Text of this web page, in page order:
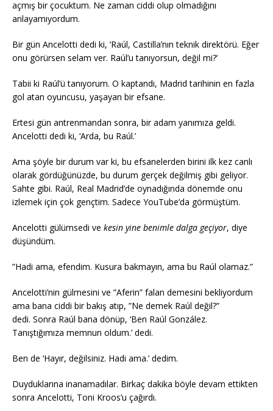
açmış bir çocuktum. Ne zaman ciddi olup olmadığını
anlayamıyordum.
Bir gün Ancelotti dedi ki, ‘Raúl, Castilla’nın teknik direktörü. Eğer
onu görürsen selam ver. Raúl’u tanıyorsun, değil mi?’
Tabii ki Raúl’ü tanıyorum. O kaptandı, Madrid tarihinin en fazla
gol atan oyuncusu, yaşayan bir efsane.
Ertesi gün antrenmandan sonra, bir adam yanımıza geldi.
Ancelotti dedi ki, ‘Arda, bu Raúl.’
Ama şöyle bir durum var ki, bu efsanelerden birini ilk kez canlı
olarak gördüğünüzde, bu durum gerçek değilmiş gibi geliyor.
Sahte gibi. Raúl, Real Madrid’de oynadığında dönemde onu
izlemek için çok gençtim. Sadece YouTube’da görmüştüm.
Ancelotti gülümsedi ve kesin yine benimle dalga geçiyor, diye
düşündüm.
”Hadi ama, efendim. Kusura bakmayın, ama bu Raúl olamaz.”
Ancelotti’nin gülmesini ve ”Aferin” falan demesini bekliyordum
ama bana ciddi bir bakış atıp, ”Ne demek Raúl değil?”
dedi. Sonra Raúl bana dönüp, ‘Ben Raúl González.
Tanıştığımıza memnun oldum.’ dedi.
Ben de ‘Hayır, değilsiniz. Hadi ama.’ dedim.
Duyduklarına inanamadılar. Birkaç dakika böyle devam ettikten
sonra Ancelotti, Toni Kroos’u çağırdı.